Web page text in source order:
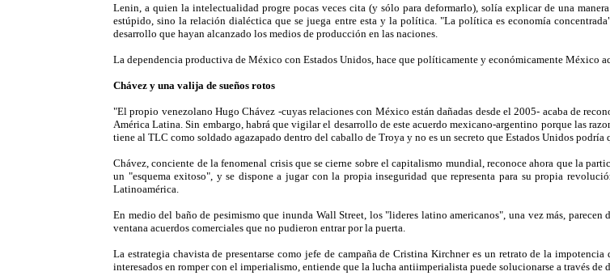
Lenin, a quien la intelectualidad progre pocas veces cita (y sólo para deformarlo), solía explicar de una
estúpido, sino la relación dialéctica que se juega entre esta y la política. "La política es economía
desarrollo que hayan alcanzado los medios de producción en las naciones.
La dependencia productiva de México con Estados Unidos, hace que políticamente y económicamente México
Chávez y una valija de sueños rotos
"El propio venezolano Hugo Chávez -cuyas relaciones con México están dañadas desde el 2005- acaba de
América Latina. Sin embargo, habrá que vigilar el desarrollo de este acuerdo mexicano-argentino porque las
tiene al TLC como soldado agazapado dentro del caballo de Troya y no es un secreto que Estados Unidos
Chávez, conciente de la fenomenal crisis que se cierne sobre el capitalismo mundial, reconoce ahora que la
un "esquema exitoso", y se dispone a jugar con la propia inseguridad que representa para su propia
Latinoamérica.
En medio del baño de pesimismo que inunda Wall Street, los "lideres latino americanos", una vez más, parecen
ventana acuerdos comerciales que no pudieron entrar por la puerta.
La estrategia chavista de presentarse como jefe de campaña de Cristina Kirchner es un retrato de la
interesados en romper con el imperialismo, entiende que la lucha antiimperialista puede solucionarse a través de